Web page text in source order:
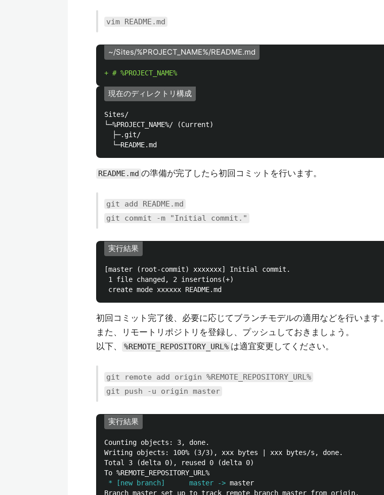
vim README.md
~/Sites/%PROJECT_NAME%/README.md
現在のディレクトリ構成
Sites/
└─%PROJECT_NAME%/ (Current)
  ├─.git/
README.md の準備が完了したら初回コミットを行います。
git add README.md
git commit -m "Initial commit."
実行結果
[master (root-commit) xxxxxxx] Initial commit.
1 file changed, 2 insertions(+)
初回コミット完了後、必要に応じてブランチモデルの適用などを行います。
また、リモートリポジトリを登録し、プッシュしておきましょう。
以下、
%REMOTE_REPOSITORY_URL% は適宜変更してください。
git remote add origin %REMOTE_REPOSITORY_URL%
git push -u origin master
実行結果
Counting objects: 3, done.
Writing objects: 100% (3/3), xxx bytes | xxx bytes/s, done.
Total 3 (delta 0), reused 0 (delta 0)
* [new branch]      master ->